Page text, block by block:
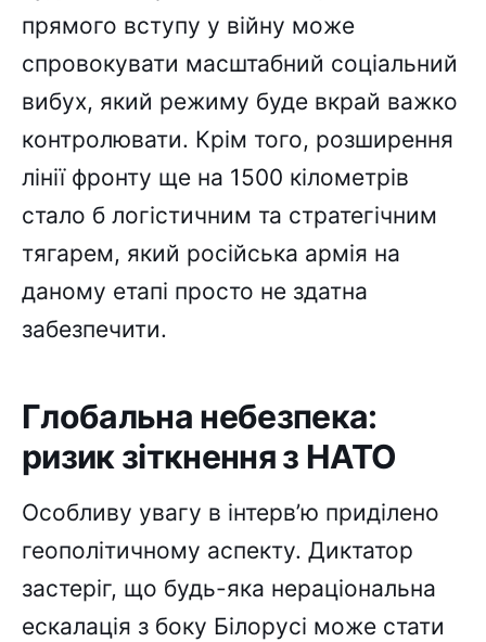
прямого вступу у війну може
спровокувати масштабний соціальний
вибух, який режиму буде вкрай важко
контролювати. Крім того, розширення
лінії фронту ще на 1500 кілометрів
стало б логістичним та стратегічним
тягарем, який російська армія на
даному етапі просто не здатна
забезпечити.
Глобальна небезпека:
ризик зіткнення з НАТО
Особливу увагу в інтерв’ю приділено
геополітичному аспекту. Диктатор
застеріг, що будь-яка нераціональна
ескалація з боку Білорусі може стати